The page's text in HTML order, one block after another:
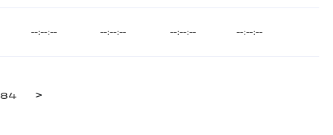
--:--:-- --:--:-- --:--:-- --:--:--
84 >